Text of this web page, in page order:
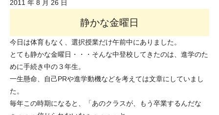
2011 年 8 月 26 日
静かな金曜日
今日は体育もなく、選択授業だけ午前中にありました。
とても静かな金曜日・・・そんな中登校してきたのは、進学のた
めに手続き中の３年生。
一生懸命、自己PRや進学動機などを考えては文章にしていまし
た。
毎年この時期になると、「あのクラスが、もう卒業するんだな